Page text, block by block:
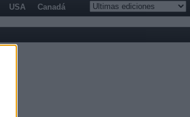
USA Canadá